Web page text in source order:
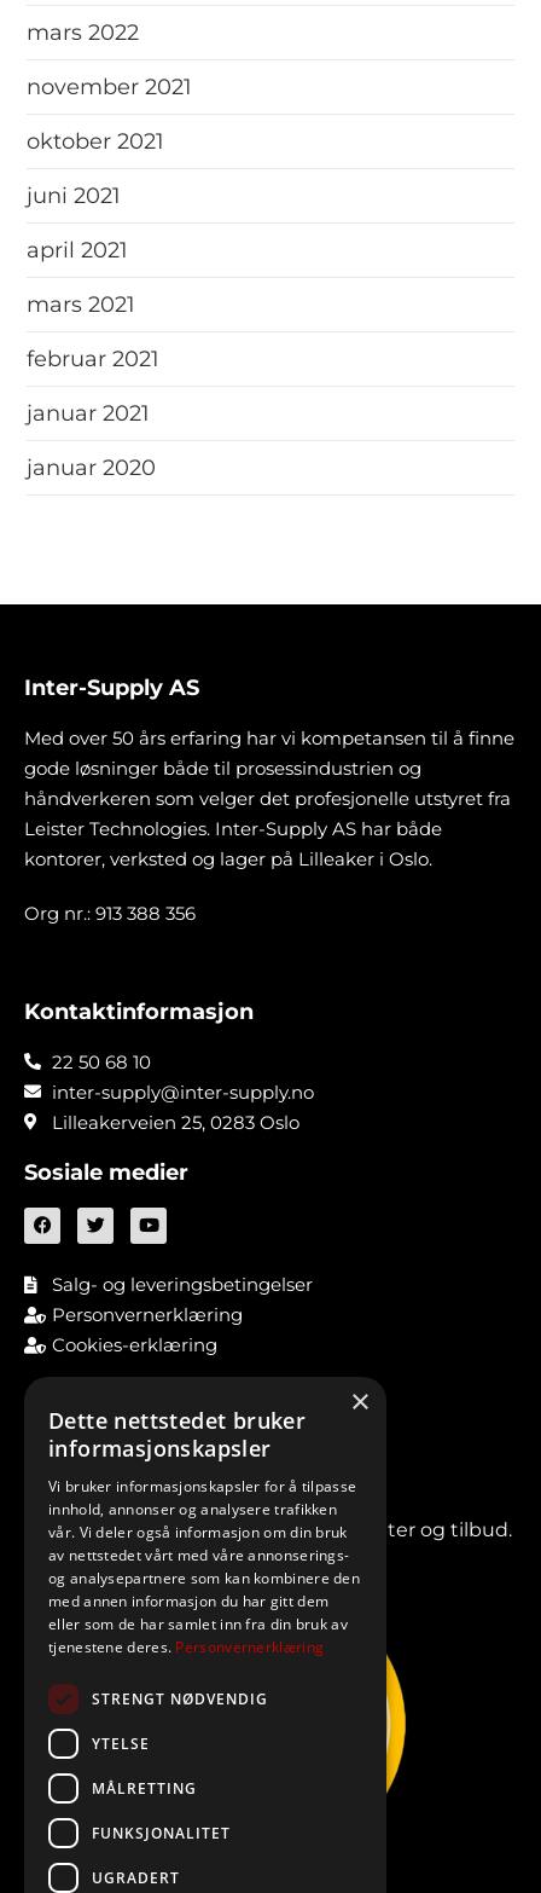
mars 2022
november 2021
oktober 2021
juni 2021
april 2021
mars 2021
februar 2021
januar 2021
januar 2020
Inter-Supply AS
Med over 50 års erfaring har vi kompetansen til å finne
gode løsninger både til prosessindustrien og
håndverkeren som velger det profesjonelle utstyret fra
Leister Technologies. Inter-Supply AS har både
kontorer, verksted og lager på Lilleaker i Oslo.
Org nr.: 913 388 356
Kontaktinformasjon
22 50 68 10
inter-supply@inter-supply.no
Lilleakerveien 25, 0283 Oslo
Sosiale medier
Salg- og leveringsbetingelser
Personvernerklæring
Cookies-erklæring
Meld deg på vårt nyhetsbrev for nyheter og tilbud.
×
Dette nettstedet bruker
informasjonskapsler
Vi bruker informasjonskapsler for å tilpasse
innhold, annonser og analysere trafikken
vår. Vi deler også informasjon om din bruk
av nettstedet vårt med våre annonserings-
og analysepartnere som kan kombinere den
med annen informasjon du har gitt dem
eller som de har samlet inn fra din bruk av
tjenestene deres. Personvernerklæring
STRENGT NØDVENDIG
YTELSE
MÅLRETTING
FUNKSJONALITET
UGRADERT